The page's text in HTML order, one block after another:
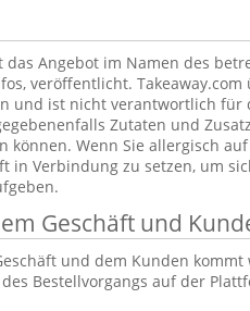
Angebot im Namen des
veröffentlicht.
und ist nicht verantwortlich für
Zutaten und
können. Wenn Sie allergisch
in Verbindung zu setzen, um
Geschäft und
und dem Kunden
Bestellvorgangs auf der